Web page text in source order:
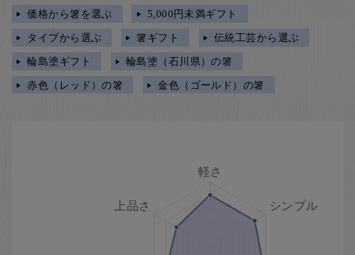
価格から箸を選ぶ
5,000円未満ギフト
タイプから選ぶ
箸ギフト
伝統工芸から選ぶ
輪島塗ギフト
輪島塗（石川県）の箸
赤色（レッド）の箸
金色（ゴールド）の箸